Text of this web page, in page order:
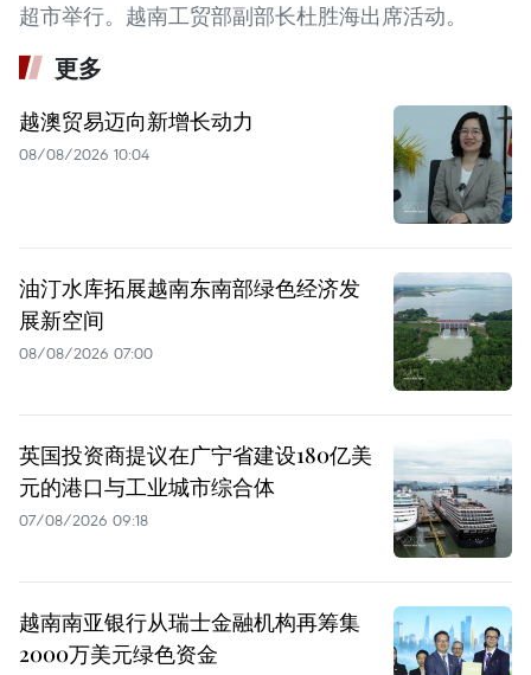
超市举行。越南工贸部副部长杜胜海出席活动。
更多
越澳贸易迈向新增长动力
08/08/2026 10:04
油汀水库拓展越南东南部绿色经济发
展新空间
08/08/2026 07:00
英国投资商提议在广宁省建设180亿美
元的港口与工业城市综合体
07/08/2026 09:18
越南南亚银行从瑞士金融机构再筹集
2000万美元绿色资金